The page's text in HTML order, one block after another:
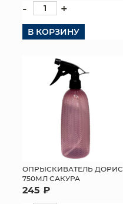
- +
В КОРЗИНУ
ОПРЫСКИВАТЕЛЬ ДОРИС
750МЛ САКУРА
245 ₽